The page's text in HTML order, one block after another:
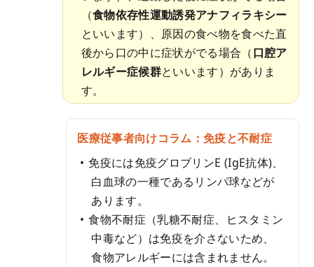
（食物依存性運動誘発アナフィラキシー
といいます）、原因の食べ物を食べた直
後から口の中に症状がでる場合（口腔ア
レルギー症候群といいます）がありま
す。
医療従事者向けコラム：免疫と不耐症
免疫には免疫グロブリンE (IgE抗体)、
白血球の一種であるリンパ球などが
あります。
食物不耐症（乳糖不耐症、ヒスタミン
中毒など）は免疫を介さないため、
食物アレルギーには含まれません。